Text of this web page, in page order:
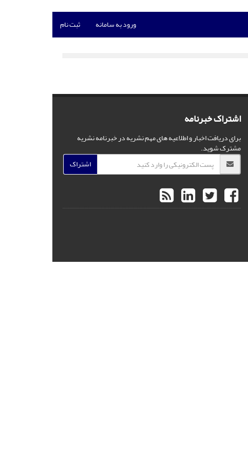
ورود به سامانه ثبت نام
اشتراک خبرنامه
برای دریافت اخبار و اطلاعیه های مهم نشریه در خبرنامه نشریه
مشترک شوید.
اشتراک